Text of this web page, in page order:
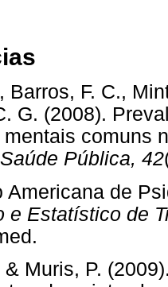
Barros, F. C.,
G. (2008).
comuns
Pública, 42
Americana de
e Estatístico de
& Muris, P.